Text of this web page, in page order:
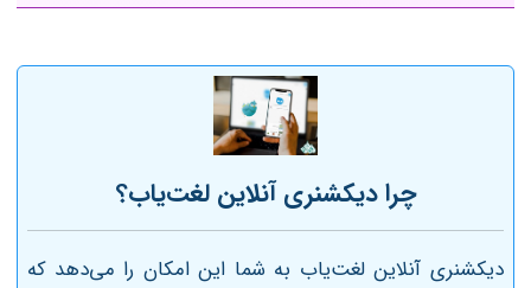
چرا دیکشنری آنلاین لغت‌یاب؟
دیکشنری آنلاین لغت‌یاب به شما این امکان را می‌دهد که